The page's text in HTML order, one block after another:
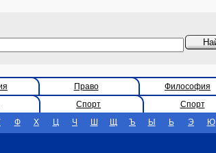
Право
Философия
Спорт
Спорт
Ф Х Ц Ч Ш Щ Ъ Ы Ь Э Ю